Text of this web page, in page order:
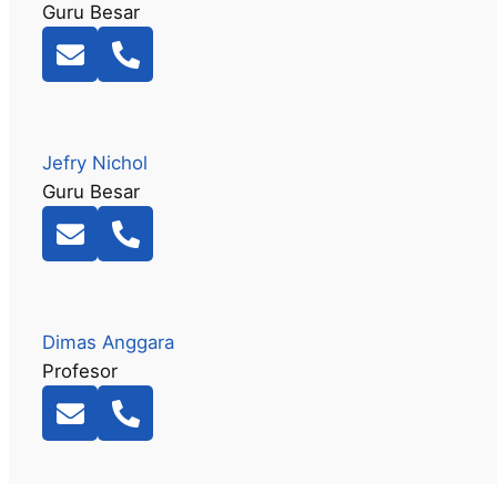
Guru Besar
Jefry Nichol
Guru Besar
Dimas Anggara
Profesor